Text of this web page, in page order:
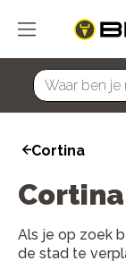
home
Cortina
Als je op zoek
de stad te